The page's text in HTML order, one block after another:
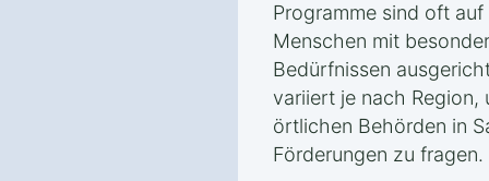
Programme sind oft
Menschen mit
Bedürfnissen
variiert je nach
örtlichen Behörden in
Förderungen zu fragen.